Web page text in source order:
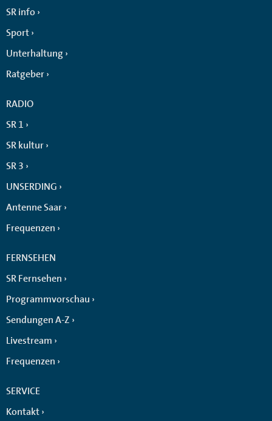
SR info
Sport
Unterhaltung
Ratgeber
RADIO
SR 1
SR kultur
SR 3
UNSERDING
Antenne Saar
Frequenzen
FERNSEHEN
SR Fernsehen
Programmvorschau
Sendungen A-Z
Livestream
Frequenzen
SERVICE
Kontakt